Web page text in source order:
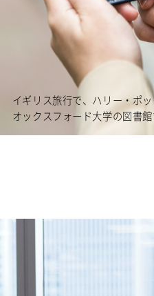
イギリス旅行で、ハリー・ポ
オックスフォード大学の図書